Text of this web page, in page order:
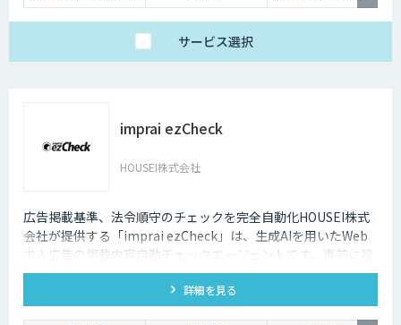
サービス選択
imprai ezCheck
HOUSEI株式会社
広告掲載基準、法令順守のチェックを完全自動化HOUSEI株式
会社が提供する「imprai ezCheck」は、生成AIを用いたWeb
求人広告の掲載内容自動チェックエージェントです。事前に設
定されたチェック条件に基づき、対象求人サイトを自動で巡回
し、結果レポートを送信します。詳細を見る